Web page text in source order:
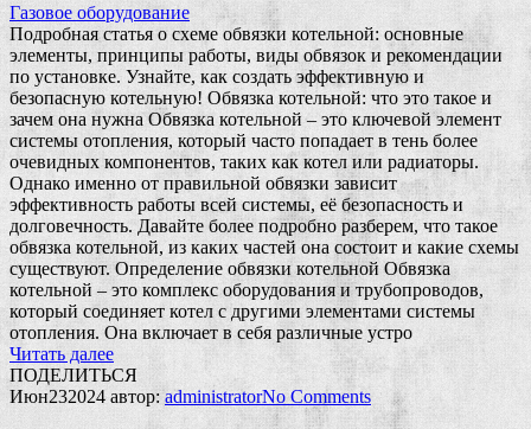
Газовое оборудование
Подробная статья о схеме обвязки котельной: основные
элементы, принципы работы, виды обвязок и рекомендации
по установке. Узнайте, как создать эффективную и
безопасную котельную! Обвязка котельной: что это такое и
зачем она нужна Обвязка котельной – это ключевой элемент
системы отопления, который часто попадает в тень более
очевидных компонентов, таких как котел или радиаторы.
Однако именно от правильной обвязки зависит
эффективность работы всей системы, её безопасность и
долговечность. Давайте более подробно разберем, что такое
обвязка котельной, из каких частей она состоит и какие схемы
существуют. Определение обвязки котельной Обвязка
котельной – это комплекс оборудования и трубопроводов,
который соединяет котел с другими элементами системы
отопления. Она включает в себя различные устро
Читать далее
ПОДЕЛИТЬСЯ
Июн232024 автор:administratorNo Comments